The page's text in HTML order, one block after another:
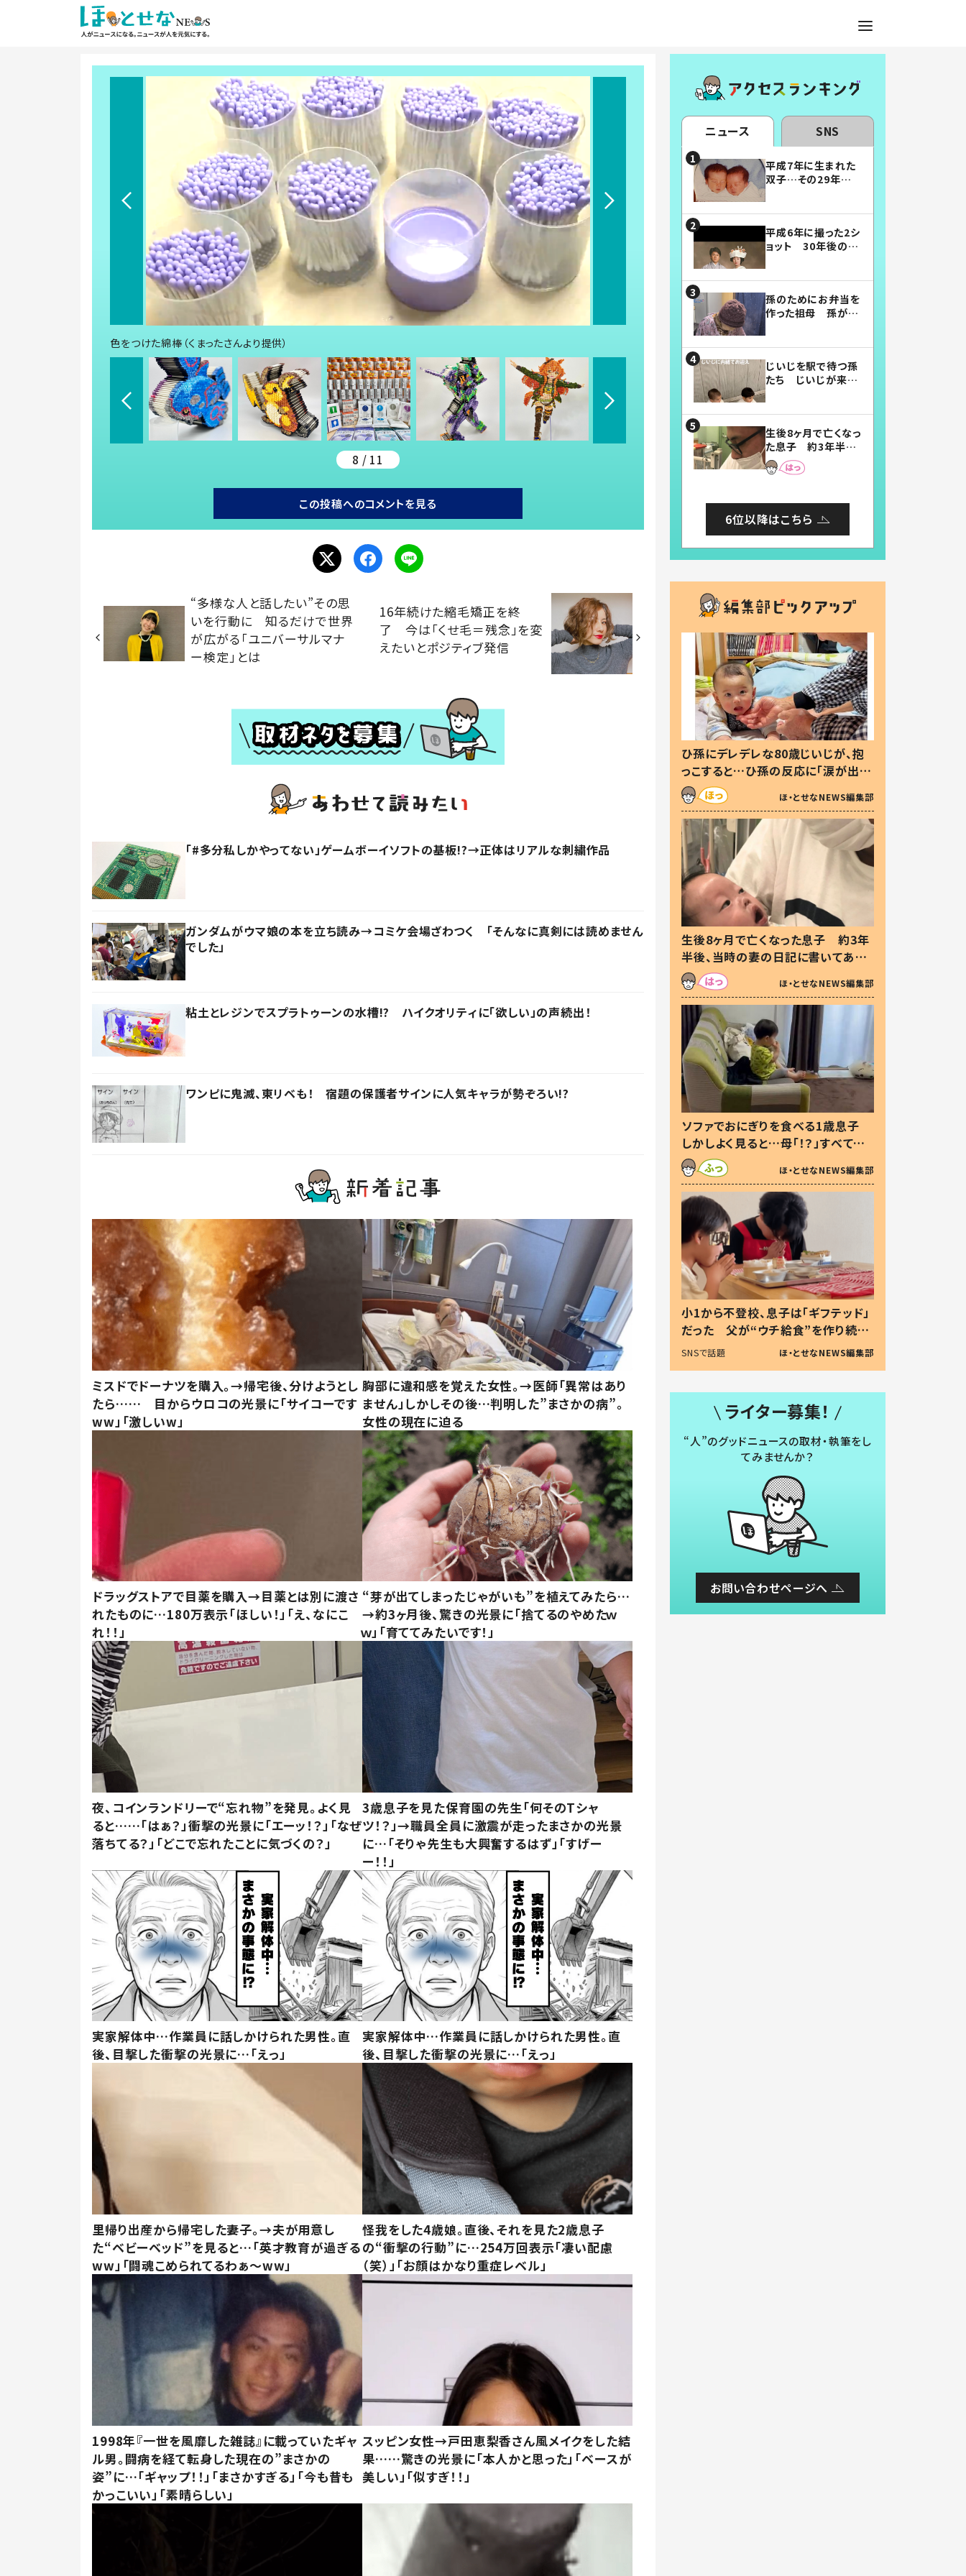
色をつけた綿棒（くまったさんより提供）
8 / 11
この投稿へのコメントを見る
“多様な人と話したい”その思
いを行動に 知るだけで世界
が広がる「ユニバーサルマナ
ー検定」とは
16年続けた縮毛矯正を終
了 今は「くせ毛＝残念」を変
えたいとポジティブ発信
「#多分私しかやってない」ゲームボーイソフトの基板!?→正体はリアルな刺繍作品
ガンダムがウマ娘の本を立ち読み→コミケ会場ざわつく 「そんなに真剣には読めません
でした」
粘土とレジンでスプラトゥーンの水槽!? ハイクオリティに「欲しい」の声続出！
ワンピに鬼滅、東リベも！ 宿題の保護者サインに人気キャラが勢ぞろい!?
ミスドでドーナツを購入。→帰宅後、分けようとし
たら…… 目からウロコの光景に「サイコーです
ww」「激しいw」
胸部に違和感を覚えた女性。→医師「異常はあり
ません」しかしその後…判明した”まさかの病”。
女性の現在に迫る
ドラッグストアで目薬を購入→目薬とは別に渡さ
れたものに…180万表示「ほしい！」「え、なにこ
れ！！」
“芽が出てしまったじゃがいも”を植えてみたら…
→約3ヶ月後、驚きの光景に「捨てるのやめたｗ
ｗ」「育ててみたいです！」
夜、コインランドリーで“忘れ物”を発見。よく見
ると……「はぁ？」衝撃の光景に「エーッ！？」「なぜ
落ちてる？」「どこで忘れたことに気づくの？」
3歳息子を見た保育園の先生「何そのTシャ
ツ！？」→職員全員に激震が走ったまさかの光景
に…「そりゃ先生も大興奮するはず」「すげー
ー！！」
実家解体中…作業員に話しかけられた男性。直
後、目撃した衝撃の光景に…「えっ」
実家解体中…作業員に話しかけられた男性。直
後、目撃した衝撃の光景に…「えっ」
里帰り出産から帰宅した妻子。→夫が用意し
た“ベビーベッド”を見ると…「英才教育が過ぎる
ww」「闘魂こめられてるわぁ～ww」
怪我をした4歳娘。直後、それを見た2歳息子
の“衝撃の行動”に…254万回表示「凄い配慮
（笑）」「お顔はかなり重症レベル」
1998年『一世を風靡した雑誌』に載っていたギャ
ル男。闘病を経て転身した現在の”まさかの
姿”に…「ギャップ！！」「まさかすぎる」「今も昔も
かっこいい」「素晴らしい」
スッピン女性→戸田恵梨香さん風メイクをした結
果……驚きの光景に「本人かと思った」「ベースが
美しい」「似すぎ！！」
ニュース SNS
平成7年に生まれた
双子…その29年後
平成6年に撮った2シ
ョット 30年後の姿
孫のためにお弁当を
作った祖母 孫が絶
じいじを駅で待つ孫
たち じいじが来た
まらない」「幸せにな
れる」
生後8ヶ月で亡くなっ
た息子 約3年半
後、当時の妻の日記
に書いてあった本音
6位以降はこちら
ひ孫にデレデレな80歳じいじが、抱
っこすると…ひ孫の反応に「涙が出ま
した」「可愛くて仕方ない」
ほ・とせなNEWS編集部
生後8ヶ月で亡くなった息子 約3年
半後、当時の妻の日記に書いてあっ
た本音とは
ほ・とせなNEWS編集部
ソファでおにぎりを食べる1歳息子
しかしよく見ると…母「！？」すべてを
察した母の投稿に「可愛いから許
す！」「現行犯〜」
ほ・とせなNEWS編集部
小1から不登校、息子は「ギフテッド」
だった 父が“ウチ給食”を作り続け
る理由とは #令和の親 #令和の子
SNSで話題 ほ・とせなNEWS編集部
ライター募集！
“人”のグッドニュースの取材・執筆をし
てみませんか？
お問い合わせページへ